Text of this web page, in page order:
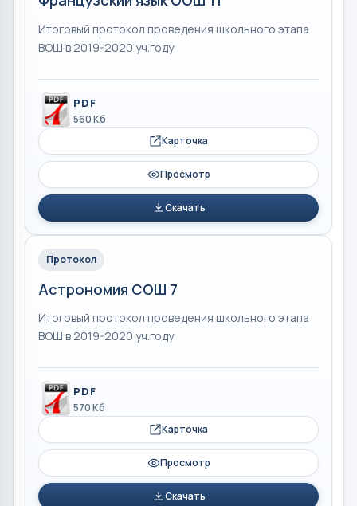
Итоговый протокол проведения школьного этапа
ВОШ в 2019-2020 уч.году
PDF
560 Кб
Карточка
Просмотр
Скачать
Протокол
Астрономия СОШ 7
Итоговый протокол проведения школьного этапа
ВОШ в 2019-2020 уч.году
PDF
570 Кб
Карточка
Просмотр
Скачать